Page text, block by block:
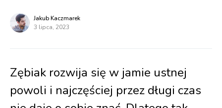
Jakub Kaczmarek
3 lipca, 2023
Zębiak rozwija się w jamie ustnej
powoli i najczęściej przez długi czas